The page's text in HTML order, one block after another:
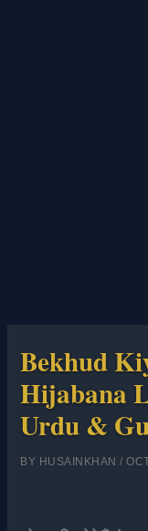
Bekhud
Hijabana
Urdu &
BY HUSAINKHAN/